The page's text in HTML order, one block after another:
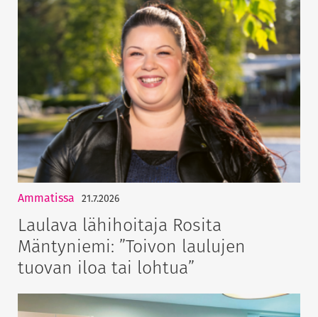
Ammatissa 21.7.2026
Laulava lähihoitaja Rosita
Mäntyniemi: ”Toivon laulujen
tuovan iloa tai lohtua”